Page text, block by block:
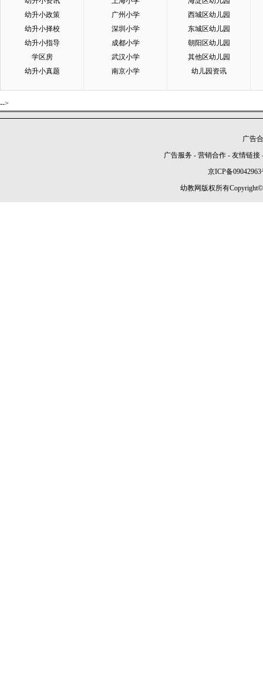
幼升小政策
幼升小择校
幼升小指导
学区房
幼升小真题
广州小学
深圳小学
成都小学
武汉小学
南京小学
西城区幼儿园
东城区幼儿园
朝阳区幼儿园
其他区幼儿园
幼儿园资讯
-->
广告
广告服务 - 营销合作 - 友情链接
京ICP备09042963
幼教网版权所有